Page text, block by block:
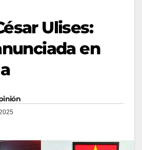
Ulises:
en